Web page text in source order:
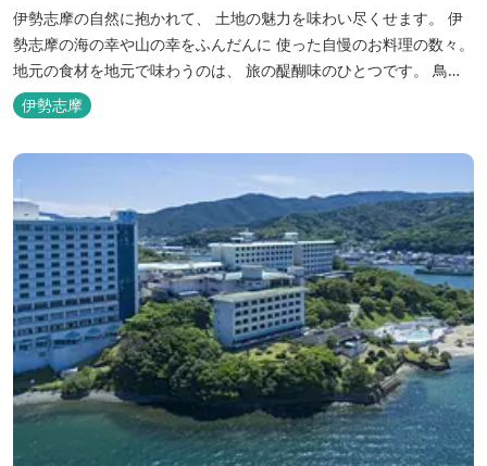
伊勢志摩の自然に抱かれて、 土地の魅力を味わい尽くせます。 伊
勢志摩の海の幸や山の幸をふんだんに 使った自慢のお料理の数々。
地元の食材を地元で味わうのは、 旅の醍醐味のひとつです。 鳥羽
湾の潮風を感じる露天風呂や 広々としたテラス付きのお部屋。 行
き交うフェリーをのんびり眺めて、 日常をちょっと忘れるひと時を
お過ごしください。
伊勢志摩